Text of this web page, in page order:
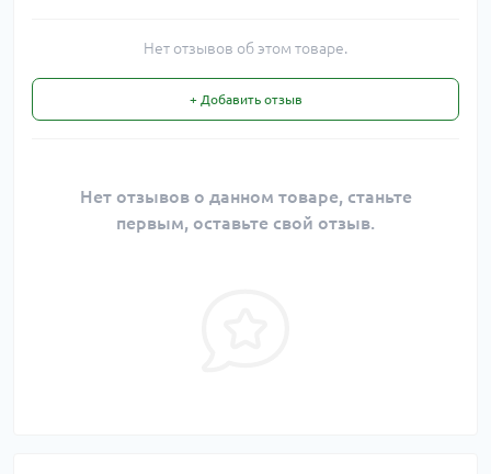
Нет отзывов об этом товаре.
+ Добавить отзыв
Нет отзывов о данном товаре, станьте
первым, оставьте свой отзыв.